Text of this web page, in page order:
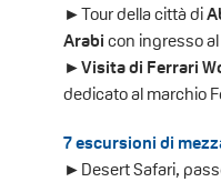
►Tour della città di
Arabicon ingresso
►Visita di Ferrari
dedicato al marchio
7 escursioni di
►Desert Safari,